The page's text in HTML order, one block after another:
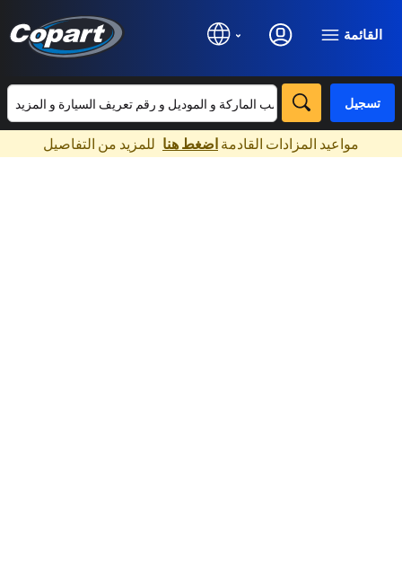
القائمة
تسجيل
مواعيد المزادات القادمة اضغط هنا للمزيد من التفاصيل